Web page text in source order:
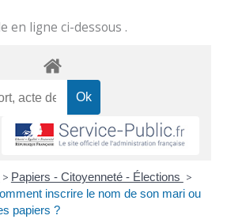
en ligne ci-dessous .
> Papiers - Citoyenneté - Élections >
inscrire le nom de son mari ou
papiers ?